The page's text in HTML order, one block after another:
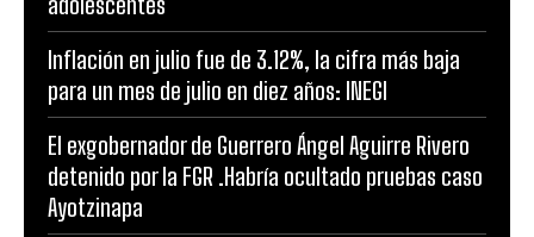
Inflación en julio fue de 3.12%, la cifra más baja
para un mes de julio en diez años: INEGI
El exgobernador de Guerrero Ángel Aguirre Rivero
detenido por la FGR .Habría ocultado pruebas caso
Ayotzinapa